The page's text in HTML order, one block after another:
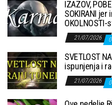
IZAZOV,
SOKIRANI jer
OKOLNOSTI-
21/07/2026 0
SVETLOST
ispunjenja i
21/07/2026 0